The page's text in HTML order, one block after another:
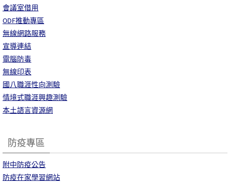
會議室借用
ODF推動專區
無線網路服務
宣導連結
電腦防毒
無線印表
國八職涯性向測驗
情境式職涯興趣測驗
本土語言資源網
防疫專區
附中防疫公告
防疫在家學習網站